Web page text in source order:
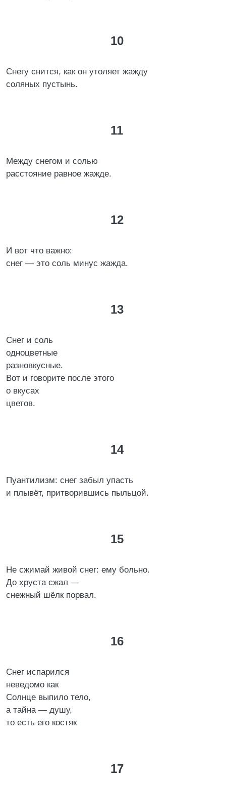
10
Снегу снится, как он утоляет жажду
соляных пустынь.
11
Между снегом и солью
расстояние равное жажде.
12
И вот что важно:
снег — это соль минус жажда.
13
Снег и соль
одноцветные
разновкусные.
Вот и говорите после этого
о вкусах
цветов.
14
Пуантилизм: снег забыл упасть
и плывёт, притворившись пыльцой.
15
Не сжимай живой снег: ему больно.
До хруста сжал —
снежный шёлк порвал.
16
Снег испарился
неведомо как
Солнце выпило тело,
а тайна — душу,
то есть его костяк
17